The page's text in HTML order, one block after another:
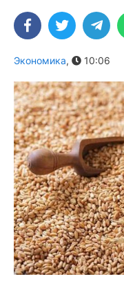
Экономика, 10:06